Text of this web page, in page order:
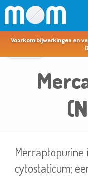
Voorkom bijwerkingen en
Mercaptopurine
cytostaticum;